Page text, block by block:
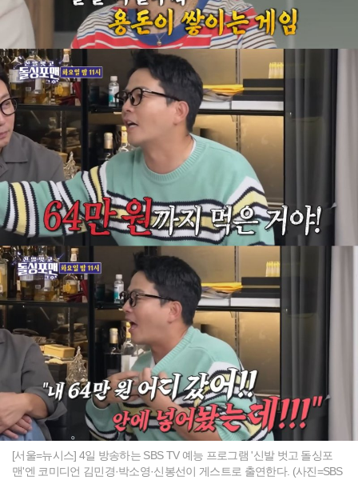
[서울=뉴시스] 4일 방송하는 SBS TV 예능 프로그램 '신발 벗고 돌싱포
맨'엔 코미디언 김민경·박소영·신봉선이 게스트로 출연한다. (사진=SBS